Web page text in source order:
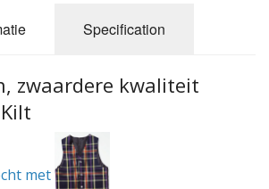
Specification
zwaardere kwaliteit
met